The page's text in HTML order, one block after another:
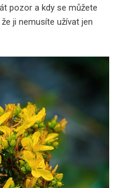
pozor a kdy se můžete
ji nemusíte užívat jen